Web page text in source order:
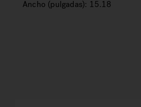
Ancho (pulgadas): 15.18